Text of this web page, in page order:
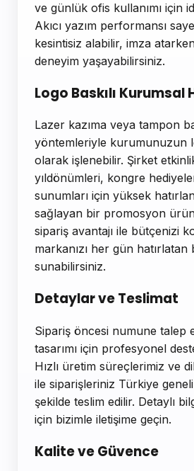
ve günlük ofis kullanımı için
Akıcı yazım performansı
kesintisiz alabilir, imza
deneyim yaşayabilirsiniz.
Logo Baskılı Kurumsal
Lazer kazıma veya tampon
yöntemleriyle kurumunuzun
olarak işlenebilir. Şirket
yıldönümleri, kongre
sunumları için yüksek
sağlayan bir promosyon
sipariş avantajı ile bütçenizi
markanızı her gün hatırlatan
sunabilirsiniz.
Detaylar ve Teslimat
Sipariş öncesi numune talep
tasarımı için profesyonel
Hızlı üretim süreçlerimiz ve
ile siparişleriniz Türkiye
şekilde teslim edilir. Detaylı
için bizimle iletişime geçin.
Kalite ve Güvence